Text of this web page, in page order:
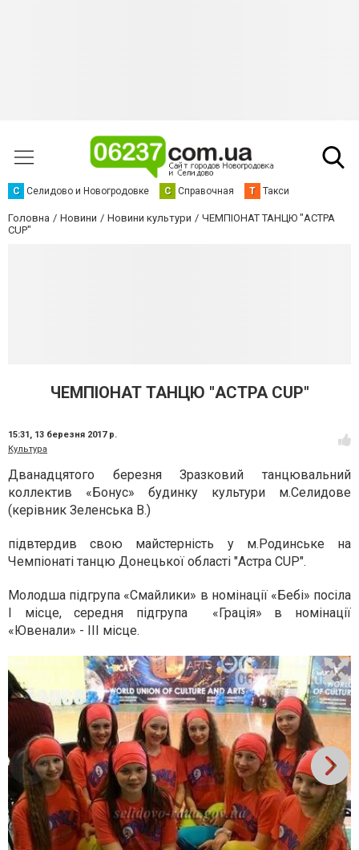
С Селидово и Новогродовке С Справочная Т Такси
Головна Новини Новини культури
ЧЕМПІОНАТ ТАНЦЮ "АСТРА
CUP"
ЧЕМПІОНАТ ТАНЦЮ "АСТРА CUP"
15:31, 13 березня 2017 р.
Культура
Дванадцятого березня Зразковий танцювальний
коллектив «Бонус» будинку культури м.Селидове
(керівник Зеленська В.)
підвтердив свою майстерність у м.Родинське на
Чемпіонаті танцю Донецької області "Астра CUP".
Молодша підгрупа «Смайлики» в номінації «Бебі» посіла
І місце, середня підгрупа «Грація» в номінації
«Ювенали» - ІІІ місце.